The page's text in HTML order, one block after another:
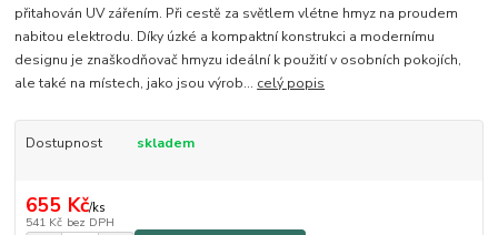
přitahován UV zářením. Při cestě za světlem vlétne hmyz na proudem
nabitou elektrodu. Díky úzké a kompaktní konstrukci a modernímu
designu je znaškodňovač hmyzu ideální k použití v osobních pokojích,
ale také na místech, jako jsou výrob... celý popis
Dostupnost skladem
655 Kč/ks
541 Kč bez DPH